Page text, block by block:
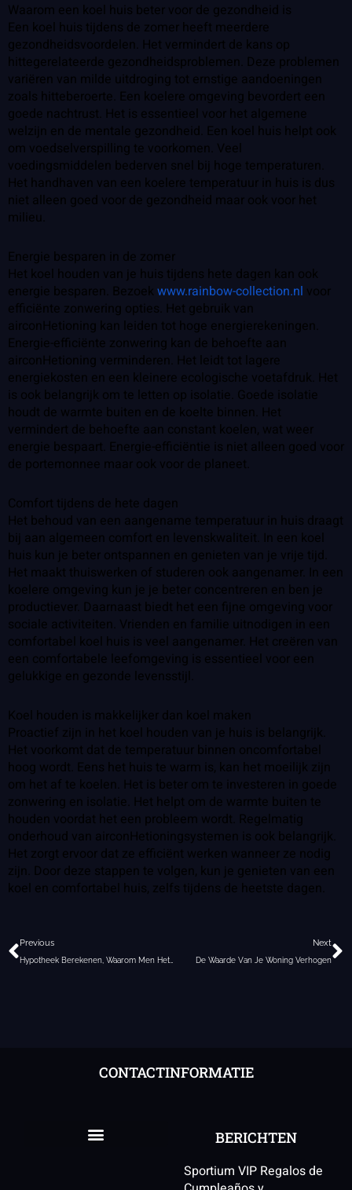
Waarom een koel huis beter voor de gezondheid is
Een koel huis tijdens de zomer heeft meerdere
gezondheidsvoordelen. Het vermindert de kans op
hittegerelateerde gezondheidsproblemen. Deze problemen
variëren van milde uitdroging tot ernstige aandoeningen
zoals hitteberoerte. Een koelere omgeving bevordert een
goede nachtrust. Het is essentieel voor het algemene
welzijn en de mentale gezondheid. Een koel huis helpt ook
om voedselverspilling te voorkomen. Veel
voedingsmiddelen bederven snel bij hoge temperaturen.
Het handhaven van een koelere temperatuur in huis is dus
niet alleen goed voor de gezondheid maar ook voor het
milieu.
Energie besparen in de zomer
Het koel houden van je huis tijdens hete dagen kan ook
energie besparen. Bezoek www.rainbow-collection.nl voor
efficiënte zonwering opties. Het gebruik van
airconHetioning kan leiden tot hoge energierekeningen.
Energie-efficiënte zonwering kan de behoefte aan
airconHetioning verminderen. Het leidt tot lagere
energiekosten en een kleinere ecologische voetafdruk. Het
is ook belangrijk om te letten op isolatie. Goede isolatie
houdt de warmte buiten en de koelte binnen. Het
vermindert de behoefte aan constant koelen, wat weer
energie bespaart. Energie-efficiëntie is niet alleen goed voor
de portemonnee maar ook voor de planeet.
Comfort tijdens de hete dagen
Het behoud van een aangename temperatuur in huis draagt
bij aan algemeen comfort en levenskwaliteit. In een koel
huis kun je beter ontspannen en genieten van je vrije tijd.
Het maakt thuiswerken of studeren ook aangenamer. In een
koelere omgeving kun je je beter concentreren en ben je
productiever. Daarnaast biedt het een fijne omgeving voor
sociale activiteiten. Vrienden en familie uitnodigen in een
comfortabel koel huis is veel aangenamer. Het creëren van
een comfortabele leefomgeving is essentieel voor een
gelukkige en gezonde levensstijl.
Koel houden is makkelijker dan koel maken
Proactief zijn in het koel houden van je huis is belangrijk.
Het voorkomt dat de temperatuur binnen oncomfortabel
hoog wordt. Eens het huis te warm is, kan het moeilijk zijn
om het af te koelen. Het is beter om te investeren in goede
zonwering en isolatie. Het helpt om de warmte buiten te
houden voordat het een probleem wordt. Regelmatig
onderhoud van airconHetioningsystemen is ook belangrijk.
Het zorgt ervoor dat ze efficiënt werken wanneer ze nodig
zijn. Door deze stappen te volgen, kun je genieten van een
koel en comfortabel huis, zelfs tijdens de heetste dagen.
Vorige
Previous Next
De Waarde Van Je Woning Verhogen
CONTACTINFORMATIE
BERICHTEN
Sportium VIP Regalos de